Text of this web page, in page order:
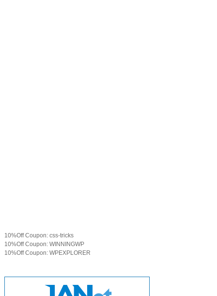
10%Off Coupon: css-tricks
10%Off Coupon: WINNINGWP
10%Off Coupon: WPEXPLORER